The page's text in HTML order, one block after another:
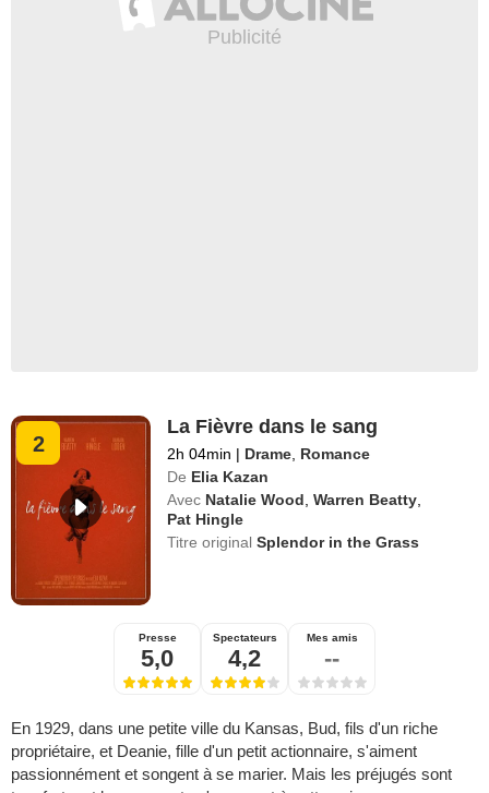
2
La Fièvre dans le sang
2h 04min | Drame Romance
De Elia Kazan
Avec Natalie Wood ,Warren Beatty
Pat Hingle
Titre originalSplendor in the Grass
Presse
5,0
Spectateurs
4,2
Mes amis
--
En 1929, dans une petite ville du Kansas, Bud, fils d'un riche
propriétaire, et Deanie, fille d'un petit actionnaire, s'aiment
passionnément et songent à se marier. Mais les préjugés sont